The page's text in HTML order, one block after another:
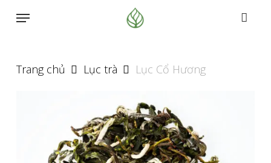
content
Menu
Trang chủ Lục trà Lục Cổ Hương